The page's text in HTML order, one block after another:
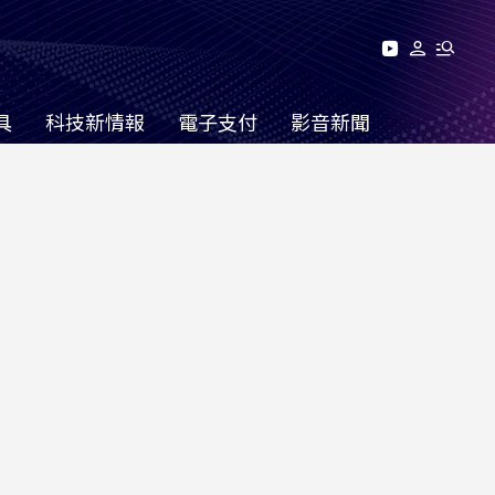
科技新情報 電子支付 影音新聞